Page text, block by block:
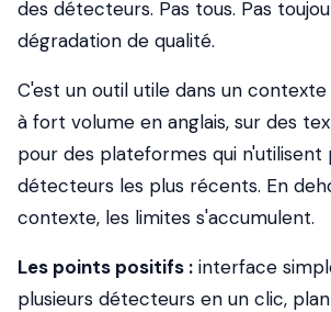
des détecteurs. Pas tous. Pas
dégradation de qualité.
C'est un outil utile dans un
à fort volume en anglais, sur des
pour des plateformes qui n'utilisent
détecteurs les plus récents. En
contexte, les limites s'accumulent.
Les points positifs : interface
plusieurs détecteurs en un clic,